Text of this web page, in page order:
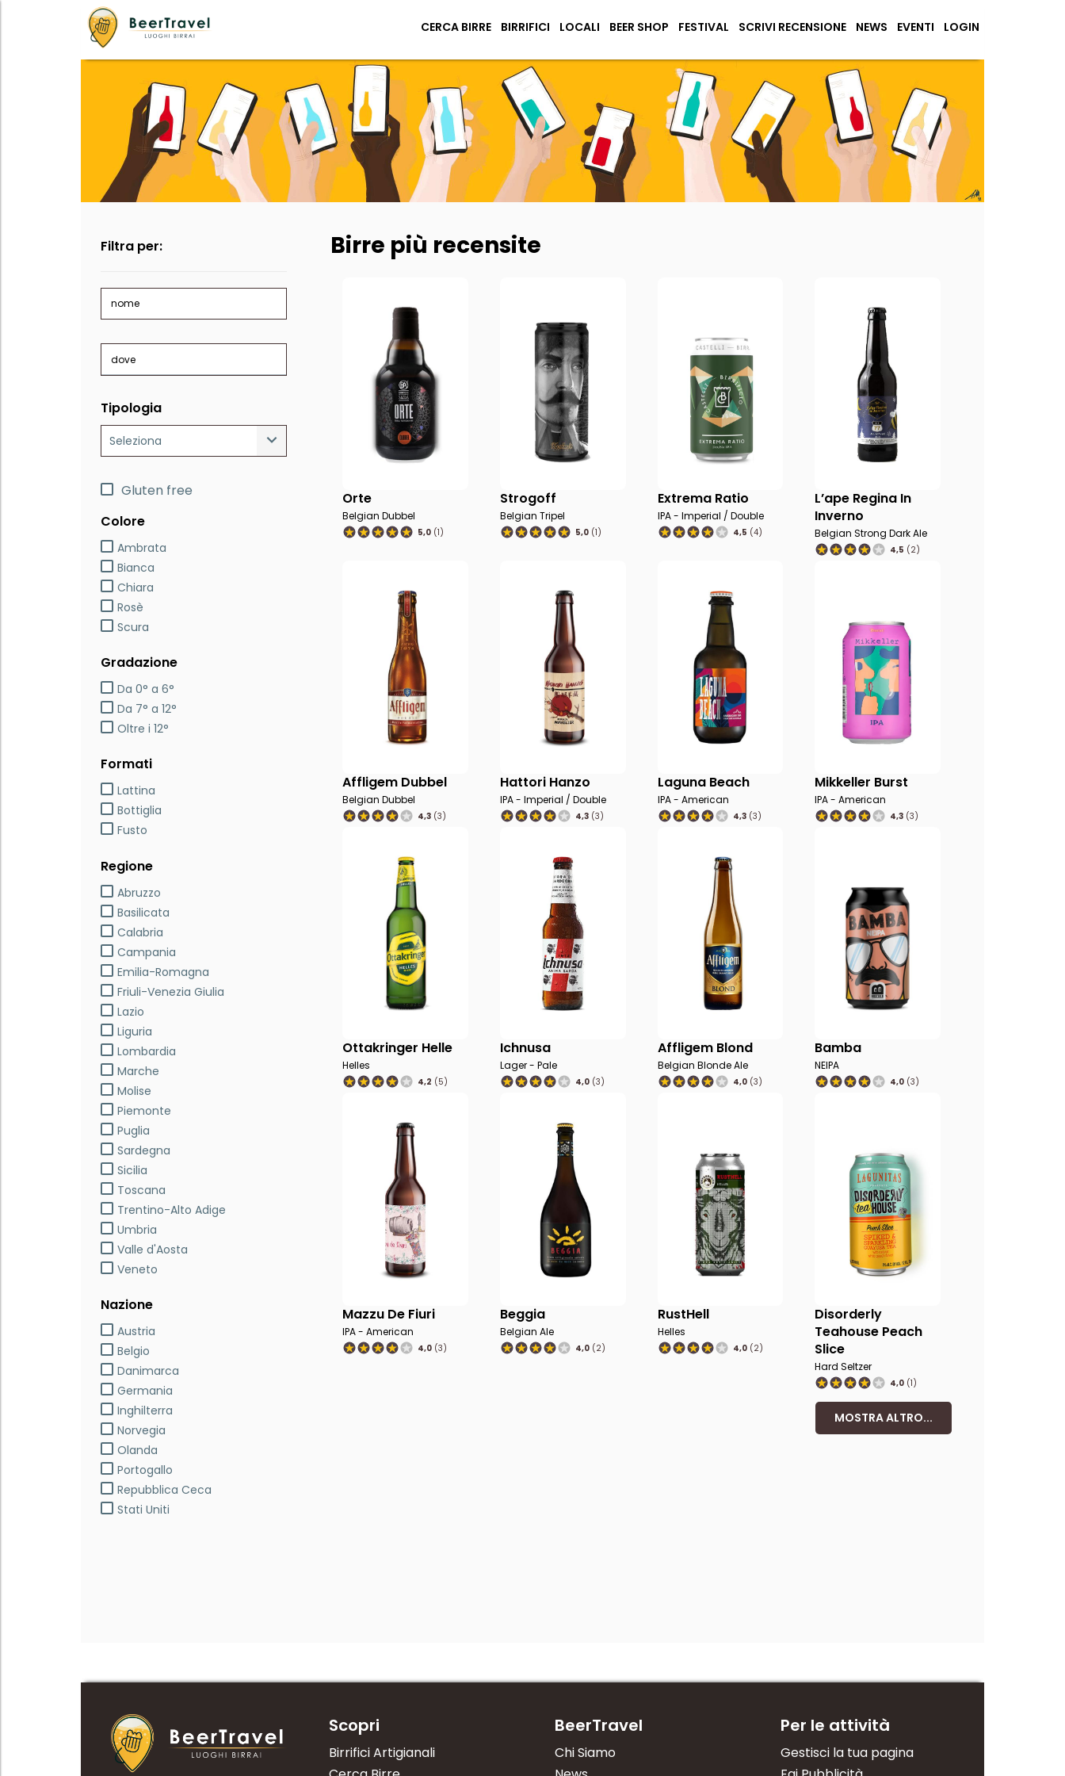
CERCA BIRRE BIRRIFICI LOCALI BEER SHOP FESTIVAL SCRIVI RECENSIONE NEWS EVENTI LOGIN
Filtra per:
nome
dove
Tipologia
Seleziona
Gluten free
Colore
Ambrata
Bianca
Chiara
Rosè
Scura
Gradazione
Da 0° a 6°
Da 7° a 12°
Oltre i 12°
Formati
Lattina
Bottiglia
Fusto
Regione
Abruzzo
Basilicata
Calabria
Campania
Emilia-Romagna
Friuli-Venezia Giulia
Lazio
Liguria
Lombardia
Marche
Molise
Piemonte
Puglia
Sardegna
Sicilia
Toscana
Trentino-Alto Adige
Umbria
Valle d'Aosta
Veneto
Nazione
Austria
Belgio
Danimarca
Germania
Inghilterra
Norvegia
Olanda
Portogallo
Repubblica Ceca
Stati Uniti
Birre più recensite
Orte
Belgian Dubbel
5,0 (1)
Strogoff
Belgian Tripel
5,0(1)
Extrema Ratio
IPA - Imperial / Double
4,5 (4)
L’ape Regina In
Inverno
Belgian Strong Dark Ale
4,5 (2)
Affligem Dubbel
Belgian Dubbel
4,3 (3)
Hattori Hanzo
IPA - Imperial / Double
4,3(3)
Laguna Beach
IPA - American
4,3(3)
Mikkeller Burst
IPA - American
4,3 (3)
Ottakringer Helle
Helles
4,2 (5)
Ichnusa
Lager - Pale
4,0(3)
Affligem Blond
Belgian Blonde Ale
4,0(3)
Bamba
NEIPA
4,0 (3)
Mazzu De Fiuri
IPA - American
4,0 (3)
Beggia
Belgian Ale
4,0(2)
RustHell
Helles
4,0(2)
Disorderly
Teahouse Peach
Slice
Hard Seltzer
4,0 (1)
MOSTRA ALTRO...
Scopri
Birrifici Artigianali
BeerTravel
Chi Siamo
Per le attività
Gestisci la tua pagina